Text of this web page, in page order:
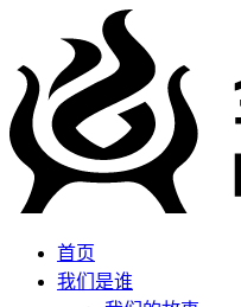
首页
我们是谁